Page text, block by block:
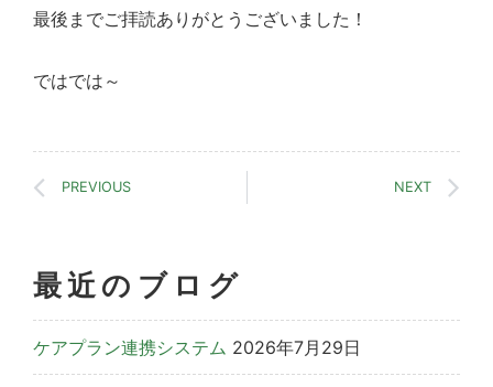
最後までご拝読ありがとうございました！
ではでは～
PREVIOUS NEXT
最近のブログ
ケアプラン連携システム 2026年7月29日